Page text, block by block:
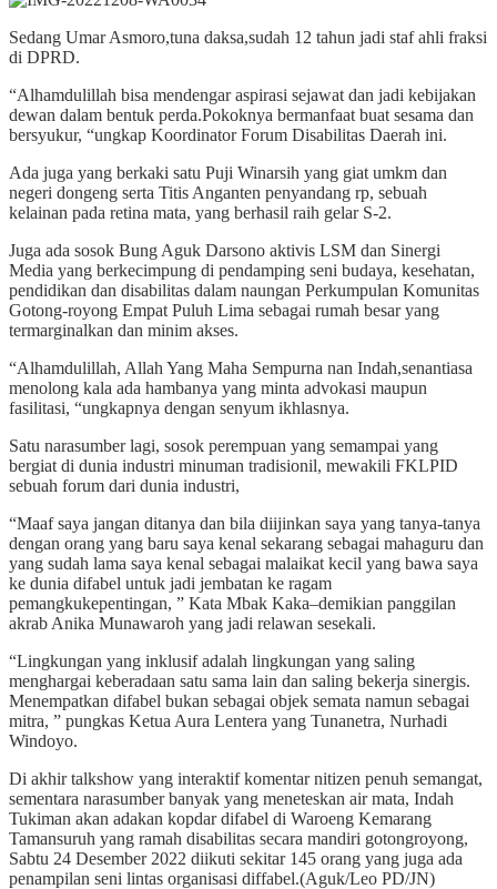
Sedang Umar Asmoro,tuna daksa,sudah 12 tahun jadi staf ahli fraksi
di DPRD.
“Alhamdulillah bisa mendengar aspirasi sejawat dan jadi kebijakan
dewan dalam bentuk perda.Pokoknya bermanfaat buat sesama dan
bersyukur, “ungkap Koordinator Forum Disabilitas Daerah ini.
Ada juga yang berkaki satu Puji Winarsih yang giat umkm dan
negeri dongeng serta Titis Anganten penyandang rp, sebuah
kelainan pada retina mata, yang berhasil raih gelar S-2.
Juga ada sosok Bung Aguk Darsono aktivis LSM dan Sinergi
Media yang berkecimpung di pendamping seni budaya, kesehatan,
pendidikan dan disabilitas dalam naungan Perkumpulan Komunitas
Gotong-royong Empat Puluh Lima sebagai rumah besar yang
termarginalkan dan minim akses.
“Alhamdulillah, Allah Yang Maha Sempurna nan Indah,senantiasa
menolong kala ada hambanya yang minta advokasi maupun
fasilitasi, “ungkapnya dengan senyum ikhlasnya.
Satu narasumber lagi, sosok perempuan yang semampai yang
bergiat di dunia industri minuman tradisionil, mewakili FKLPID
sebuah forum dari dunia industri,
“Maaf saya jangan ditanya dan bila diijinkan saya yang tanya-tanya
dengan orang yang baru saya kenal sekarang sebagai mahaguru dan
yang sudah lama saya kenal sebagai malaikat kecil yang bawa saya
ke dunia difabel untuk jadi jembatan ke ragam
pemangkukepentingan, ” Kata Mbak Kaka–demikian panggilan
akrab Anika Munawaroh yang jadi relawan sesekali.
“Lingkungan yang inklusif adalah lingkungan yang saling
menghargai keberadaan satu sama lain dan saling bekerja sinergis.
Menempatkan difabel bukan sebagai objek semata namun sebagai
mitra, ” pungkas Ketua Aura Lentera yang Tunanetra, Nurhadi
Windoyo.
Di akhir talkshow yang interaktif komentar nitizen penuh semangat,
sementara narasumber banyak yang meneteskan air mata, Indah
Tukiman akan adakan kopdar difabel di Waroeng Kemarang
Tamansuruh yang ramah disabilitas secara mandiri gotongroyong,
Sabtu 24 Desember 2022 diikuti sekitar 145 orang yang juga ada
penampilan seni lintas organisasi diffabel.(Aguk/Leo PD/JN)